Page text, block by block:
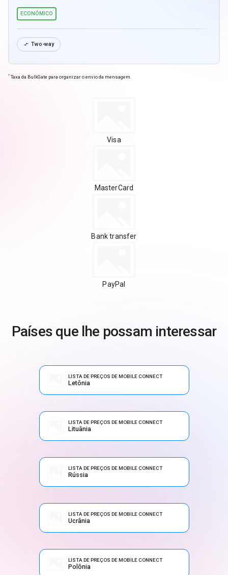
ECONÓMICO
 Two-way
* Taxa da BulkGate para organizar o envio da mensagem.
Visa
MasterCard
Bank transfer
PayPal
Países que lhe possam interessar
LISTA DE PREÇOS DE MOBILE CONNECT
Letônia
LISTA DE PREÇOS DE MOBILE CONNECT
Lituânia
LISTA DE PREÇOS DE MOBILE CONNECT
Rússia
LISTA DE PREÇOS DE MOBILE CONNECT
Ucrânia
LISTA DE PREÇOS DE MOBILE CONNECT
Polônia